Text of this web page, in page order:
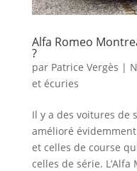
Alfa Romeo
?
par Patrice Vergès |
et écuries
Il y a des voitures
amélioré
et celles de course
celles de série.